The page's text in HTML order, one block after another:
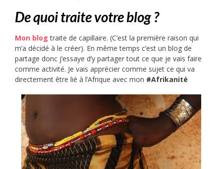
De quoi traite votre blog ?
Mon blog traite de capillaire. (C’est la première raison qui
m’a décidé à le créer). En même temps c’est un blog de
partage donc j’essaye d’y partager tout ce que je vais faire
comme activité. Je vais apprécier comme sujet ce qui va
directement être lié à l’Afrique avec mon #Afrikanité